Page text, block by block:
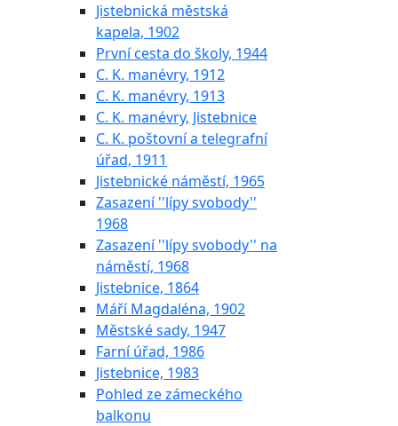
Jistebnická městská
kapela, 1902
První cesta do školy, 1944
C. K. manévry, 1912
C. K. manévry, 1913
C. K. manévry, Jistebnice
C. K. poštovní a telegrafní
úřad, 1911
Jistebnické náměstí, 1965
Zasazení ''lípy svobody''
1968
Zasazení ''lípy svobody'' na
náměstí, 1968
Jistebnice, 1864
Máří Magdaléna, 1902
Městské sady, 1947
Farní úřad, 1986
Jistebnice, 1983
Pohled ze zámeckého
balkonu